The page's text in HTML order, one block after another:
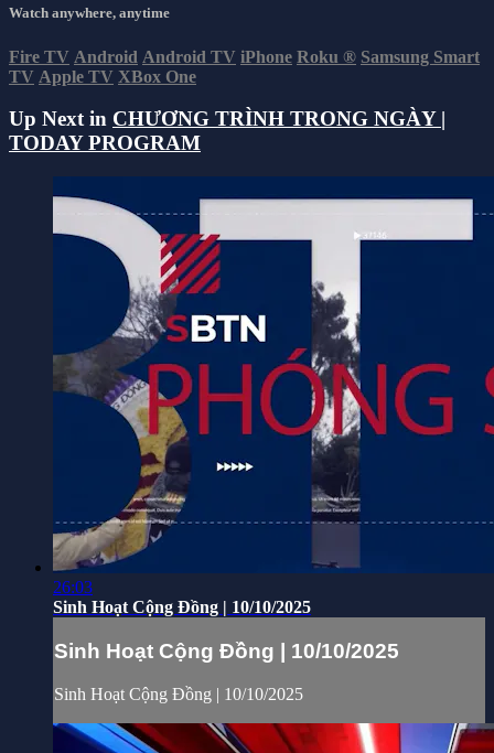
Watch anywhere, anytime
Fire TV Android Android TV iPhone Roku ® Samsung Smart
TV Apple TV XBox One
Up Next in CHƯƠNG TRÌNH TRONG NGÀY |
TODAY PROGRAM
26:03
Sinh Hoạt Cộng Đồng | 10/10/2025
Sinh Hoạt Cộng Đồng | 10/10/2025
Sinh Hoạt Cộng Đồng | 10/10/2025